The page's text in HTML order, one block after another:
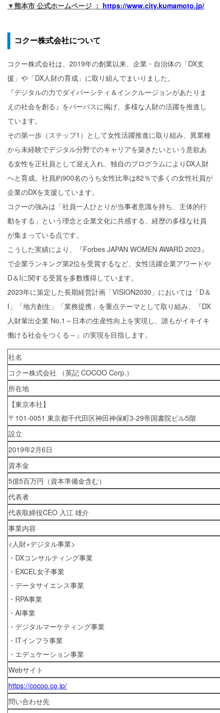
▼熊本市 公式ホームページ ： https://www.city.kumamoto.jp/
コクー株式会社について
コクー株式会社は、2019年の創業以来、企業・自治体の「DX支
援」や「DX人財の育成」に取り組んでまいりました。
『デジタルの力でダイバーシティ＆インクルージョンがあたりま
えの社会を創る』をパーパスに掲げ、多様な人財の活躍を推進し
ています。
その第一歩（ステップ1）として女性活躍推進に取り組み、異業種
から未経験でデジタル分野でのキャリアを築きたいという意欲あ
る女性を正社員として迎え入れ、独自のプログラムによりDX人財
へと育成。社員約900名のうち女性比率は82％で多くの女性社員が
企業のDXを支援しています。
コクーの強みは「社員一人ひとりが当事者意識を持ち、主体的行
動をする」という理念と企業文化に共感する、経歴の多様な社員
が集まっている点です。
こうした実績により、『Forbes JAPAN WOMEN AWARD 2023』
で企業ランキング第2位を受賞するなど、女性活躍企業アワードや
D＆Iに関する受賞を多数獲得しています。
2023年に策定した長期経営計画「VISION2030」においては「D＆
I」「地方創生」「業務提携」を重点テーマとして取り組み、『DX
人財輩出企業 No.1～日本の生産性向上を実現し、誰もがイキイキ
働ける社会をつくる～』の実現を目指します。
社名
コクー株式会社 （英記 COCOO Corp.）
所在地
【東京本社】
〒101-0051 東京都千代田区神田神保町3-29帝国書院ビル5階
設立
2019年2月6日
資本金
5億5百万円（資本準備金含む）
代表者
代表取締役CEO 入江 雄介
事業内容
<人財×デジタル事業>
・DXコンサルティング事業
・EXCEL女子事業
・データサイエンス事業
・RPA事業
・AI事業
・デジタルマーケティング事業
・ITインフラ事業
・エデュケーション事業
Webサイト
https://cocoo.co.jp/
問い合わせ先